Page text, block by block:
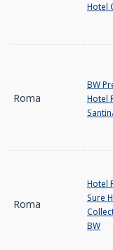
Hotel
Roma
BW
Hotel
Roma
Hotel
Sure
BW